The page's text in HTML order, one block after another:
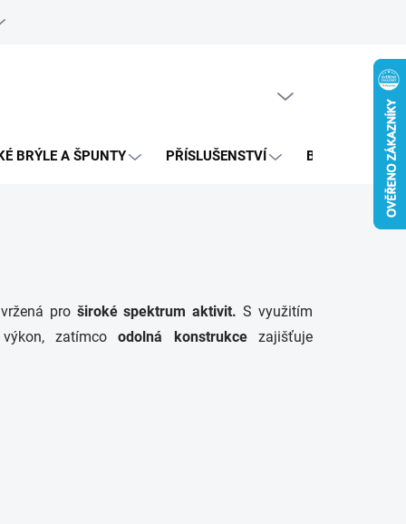
objednávka
BRÝLE A ŠPUNTY PŘÍSLUŠENSTVÍ BAZAR
proširoké spektrum aktivit. S využitím
zatímcoodolná konstrukcezajišťuje